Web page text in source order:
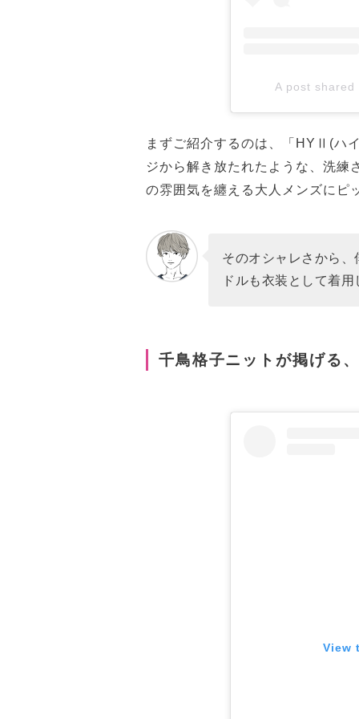
A post shared
まずご紹介するのは、「HYⅡ(ハ
ジから解き放たれたような、洗練
の雰囲気を纏える大人メンズにピ
そのオシャレさから
ドルも衣装として着
千鳥格子ニットが掲げる
View